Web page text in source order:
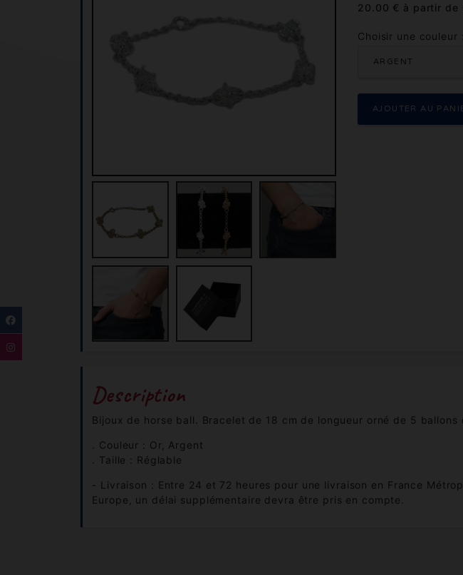
20.00 € à partir de
Choisir une couleur :
ARGENT
Description
Bijoux de horse ball. Bracelet de 18 cm de longueur orné de 5
. Couleur : Or, Argent
. Taille : Réglable
- Livraison : Entre 24 et 72 heures pour une livraison en France
Europe, un délai supplémentaire devra être pris en compte.